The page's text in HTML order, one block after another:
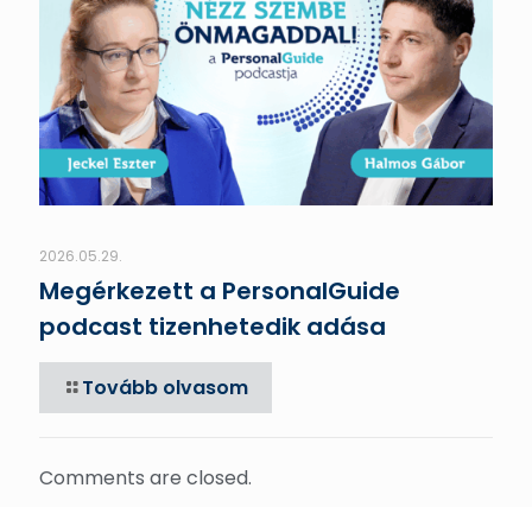
2026.05.29.
Megérkezett a PersonalGuide
podcast tizenhetedik adása
Tovább olvasom
Comments are closed.